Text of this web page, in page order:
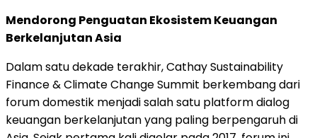
Mendorong Penguatan Ekosistem Keuangan
Berkelanjutan Asia
Dalam satu dekade terakhir, Cathay Sustainability
Finance & Climate Change Summit berkembang dari
forum domestik menjadi salah satu platform dialog
keuangan berkelanjutan yang paling berpengaruh di